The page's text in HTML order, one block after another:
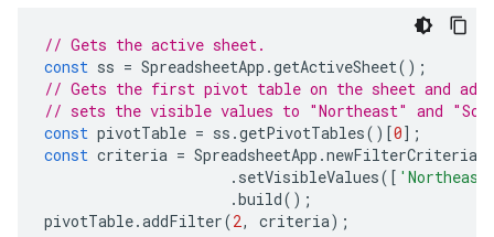
// Gets the active sheet.
const ss = SpreadsheetApp .getActiveSheet();
// Gets the first pivot table on the sheet and
// sets the visible values to "Northeast" and
const pivotTable = ss .getPivotTables()[0];
const criteria = SpreadsheetApp .newFilterCriteria
. setVisibleValues([
.build();
pivotTable.addFilter(2, criteria);